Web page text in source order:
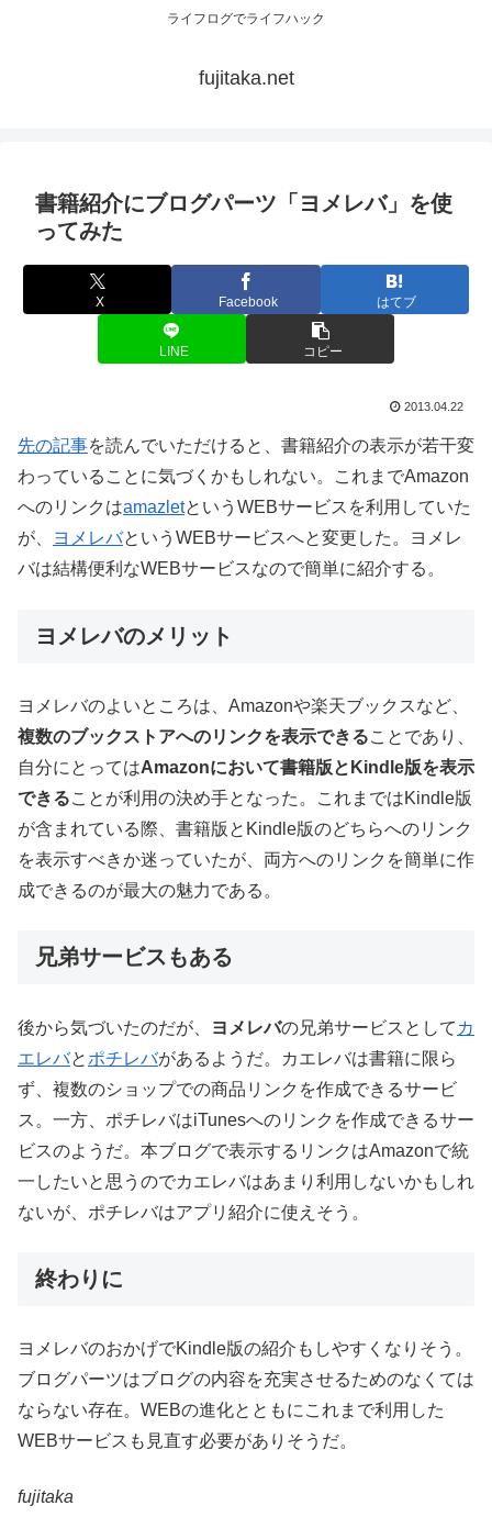
ライフログでライフハック
fujitaka.net
書籍紹介にブログパーツ「ヨメレバ」を使
ってみた
X Facebook はてブ
LINE コピー
2013.04.22
先の記事を読んでいただけると、書籍紹介の表示が若干変
わっていることに気づくかもしれない。これまでAmazon
へのリンクはamazletというWEBサービスを利用していた
が、
ヨメレバというWEBサービスへと変更した。ヨメレ
バは結構便利なWEBサービスなので簡単に紹介する。
ヨメレバのメリット
ヨメレバのよいところは、Amazonや楽天ブックスなど、
複数のブックストアへのリンクを表示できることであり、
自分にとってはAmazonにおいて書籍版とKindle版を表示
できることが利用の決め手となった。これまではKindle版
が含まれている際、書籍版とKindle版のどちらへのリンク
を表示すべきか迷っていたが、両方へのリンクを簡単に作
成できるのが最大の魅力である。
兄弟サービスもある
後から気づいたのだが、 ヨメレバの兄弟サービスとして カ
エレバと ポチレバがあるようだ。カエレバは書籍に限ら
ず、複数のショップでの商品リンクを作成できるサービ
ス。一方、ポチレバはiTunesへのリンクを作成できるサー
ビスのようだ。本ブログで表示するリンクはAmazonで統
一したいと思うのでカエレバはあまり利用しないかもしれ
ないが、ポチレバはアプリ紹介に使えそう。
終わりに
ヨメレバのおかげでKindle版の紹介もしやすくなりそう。
ブログパーツはブログの内容を充実させるためのなくては
ならない存在。WEBの進化とともにこれまで利用した
WEBサービスも見直す必要がありそうだ。
fujitaka